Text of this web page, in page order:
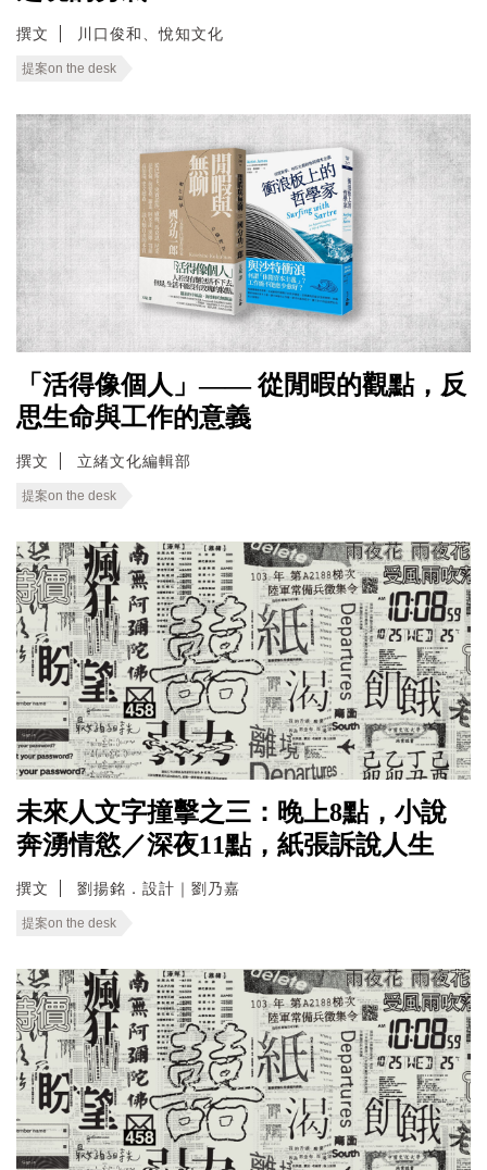
撰文 川口俊和、悅知文化
提案on the desk
「活得像個人」—— 從閒暇的觀點，反
思生命與工作的意義
撰文 立緒文化編輯部
提案on the desk
未來人文字撞擊之三：晚上8點，小說
奔湧情慾／深夜11點，紙張訴說人生
撰文 劉揚銘．設計｜劉乃嘉
提案on the desk